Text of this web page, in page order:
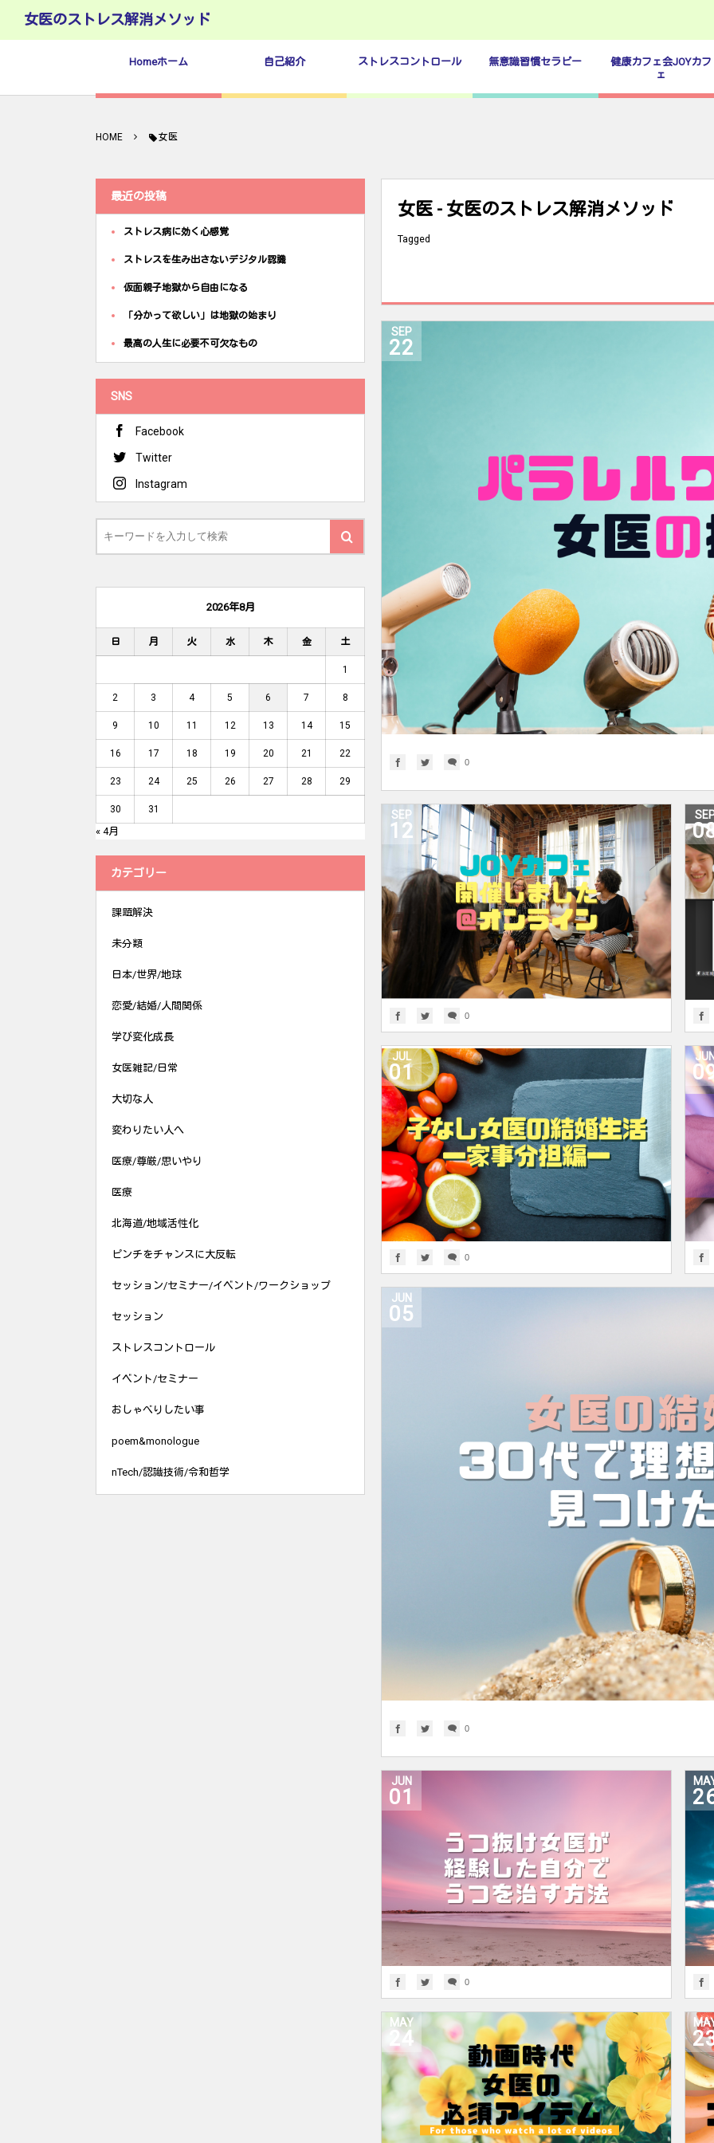
女医のストレス解消メソッド
Homeホーム 自己紹介 ストレスコントロール 無意識習慣セラピー
健康カフェ会JOYカフ
ェ
HOME 女医
女医 - 女医のストレス解消メソッド
Tagged
0
SEP
22
0
SEP
12
0
JUL
01
0
JUN
05
0
JUN
01
MAY
24
最近の投稿
ストレス病に効く心感覚
ストレスを生み出さないデジタル認識
仮面親子地獄から自由になる
「分かって欲しい」は地獄の始まり
最高の人生に必要不可欠なもの
SNS
Facebook
Twitter
Instagram
2026年8月
日 月 火 水 木 金 土
1
2 3 4 5 6 7 8
9 10 11 12 13 14 15
16 17 18 19 20 21 22
23 24 25 26 27 28 29
30 31
« 4月
カテゴリー
課題解決
未分類
日本/世界/地球
恋愛/結婚/人間関係
学び変化成長
女医雑記/日常
大切な人
変わりたい人へ
医療/尊厳/思いやり
医療
北海道/地域活性化
ピンチをチャンスに大反転
セッション/セミナー/イベント/ワークショップ
セッション
ストレスコントロール
イベント/セミナー
おしゃべりしたい事
poem&monologue
nTech/認識技術/令和哲学